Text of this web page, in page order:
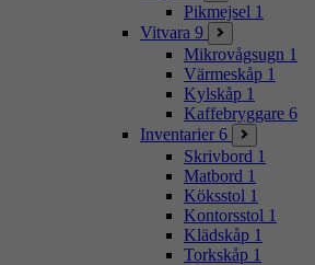
Pikmejsel 1
Vitvara 9
Mikrovågsugn 1
Värmeskåp 1
Kylskåp 1
Kaffebryggare 6
Inventarier 6
Skrivbord 1
Matbord 1
Köksstol 1
Kontorsstol 1
Klädskåp 1
Torkskåp 1